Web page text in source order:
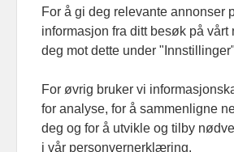
For å gi deg relevante annonser
informasjon fra ditt besøk på vårt
deg mot dette under
For øvrig bruker vi
for analyse, for å sammenligne
deg og for å utvikle og tilby
i vår personvernerklæring.